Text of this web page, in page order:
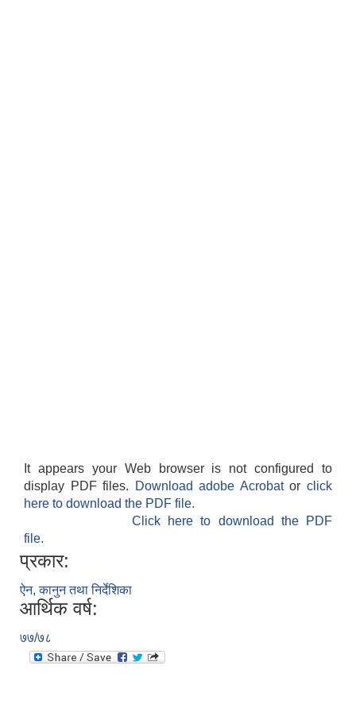
It appears your Web browser is not configured to
display PDF files.
Download adobe Acrobatorclick
here to download the PDF file.
Click here to download the PDF
file.
प्रकार:
ऐन, कानुन तथा निर्देशिका
आर्थिक वर्ष:
७७/७८